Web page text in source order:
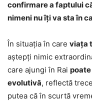
confirmare a faptului
nimeni nu îți va sta în
În situația în care viața
aștepți nimic
care ajungi în Rai
evolutivă, reflectă
putea că în scurtă